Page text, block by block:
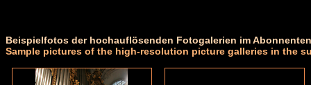
Beispielfotos der hochauflösenden Fotogalerien im
Sample pictures of the high-resolution picture galleries in the